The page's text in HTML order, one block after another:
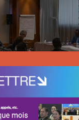
et